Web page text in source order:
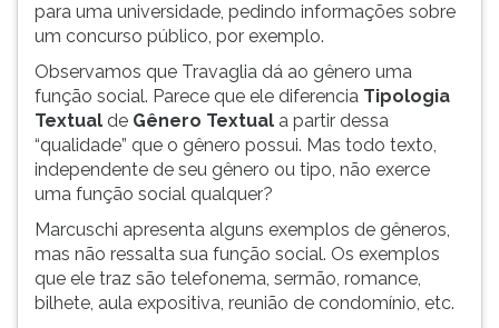
para uma universidade, pedindo informações sobre
um concurso público, por exemplo.
Observamos que Travaglia dá ao gênero uma
função social. Parece que ele diferencia Tipologia
Textual de Gênero Textual a partir dessa
“qualidade” que o gênero possui. Mas todo texto,
independente de seu gênero ou tipo, não exerce
uma função social qualquer?
Marcuschi apresenta alguns exemplos de gêneros,
mas não ressalta sua função social. Os exemplos
que ele traz são telefonema, sermão, romance,
bilhete, aula expositiva, reunião de condomínio, etc.